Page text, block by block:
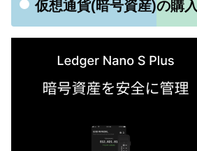
仮想通貨(暗号資産)の購入